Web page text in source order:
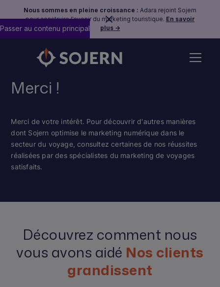
Nous sommes en pleine croissance : Adara rejoint Sojern
pour construire l'avenir du marketing touristique. En savoir
plus →
Passer au contenu principal
Merci !
Merci de votre intérêt. Pour découvrir d'autres manières
dont Sojern optimise le marketing numérique dans le
secteur du voyage, consultez certaines de nos réussites
réalisées par des spécialistes du marketing de voyages
satisfaits.
Découvrez comment nous
vous avons aidé Nos clients
grandissent